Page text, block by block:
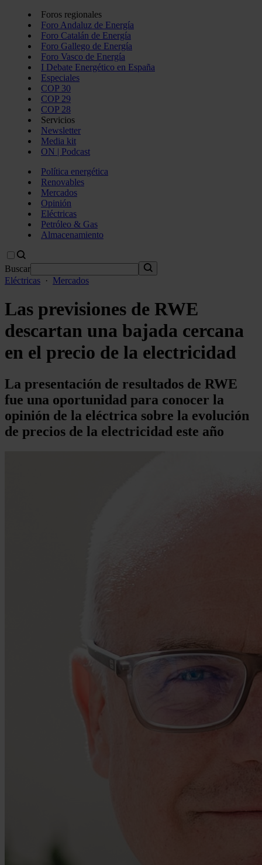
Foros regionales
Foro Andaluz de Energía
Foro Catalán de Energía
Foro Gallego de Energía
Foro Vasco de Energía
I Debate Energético en España
Especiales
COP 30
COP 29
COP 28
Servicios
Newsletter
Media kit
ON | Podcast
Política energética
Renovables
Mercados
Opinión
Eléctricas
Petróleo & Gas
Almacenamiento
Buscar
Eléctricas · Mercados
Las previsiones de RWE
descartan una bajada cercana
en el precio de la electricidad
La presentación de resultados de RWE
fue una oportunidad para conocer la
opinión de la eléctrica sobre la evolución
de precios de la electricidad este año